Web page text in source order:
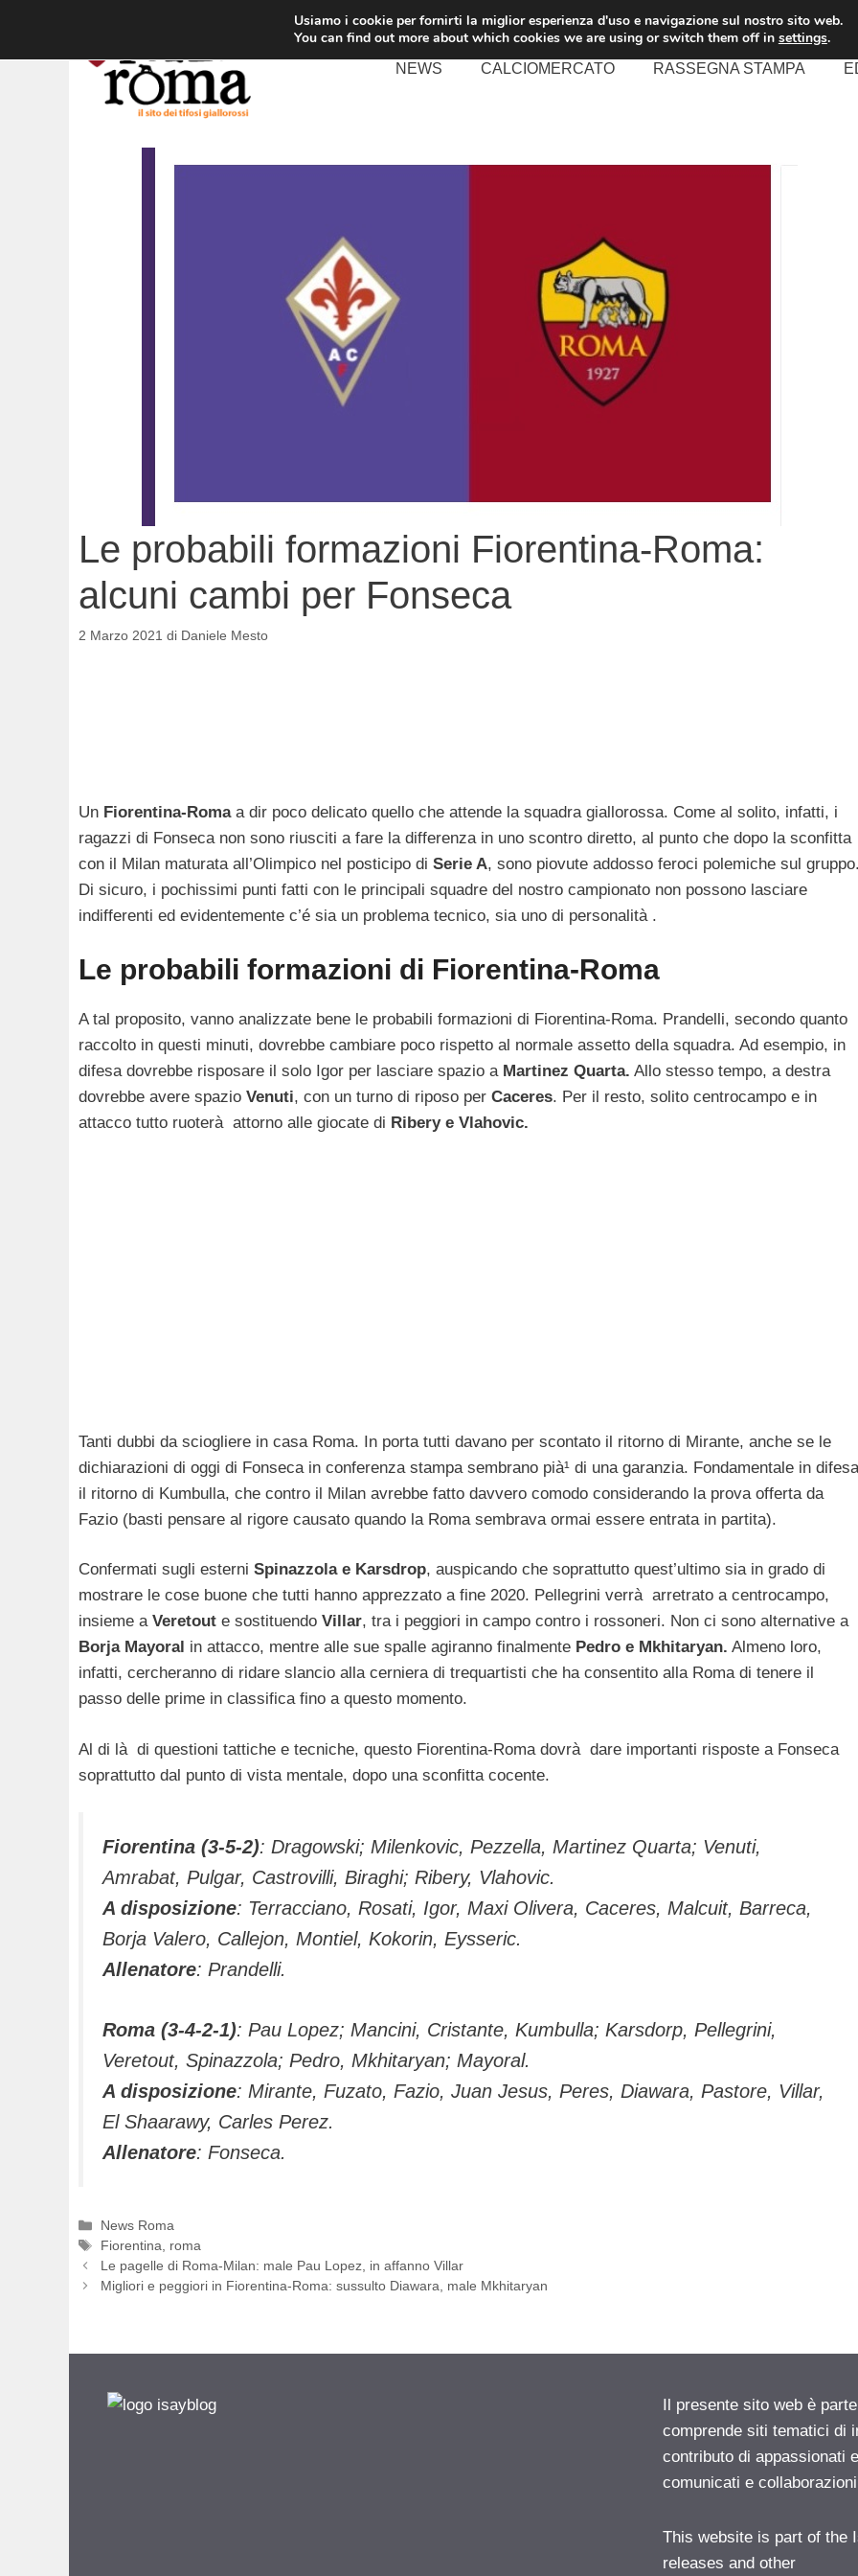
contenuto
NEWS CALCIOMERCATO RASSEGNA STAMPA
Le probabili formazioni Fiorentina-Roma:
alcuni cambi per Fonseca
2 Marzo 2021 di Daniele Mesto
Un Fiorentina-Romaa dir poco delicato quello che attende la squadra giallorossa. Come al solito, infatti, i
ragazzi di Fonseca non sono riusciti a fare la differenza in uno scontro diretto, al punto che dopo la sconfitta
con il Milan maturata all’Olimpico nel posticipo di Serie A, sono piovute addosso feroci polemiche sul
Di sicuro, i pochissimi punti fatti con le principali squadre del nostro campionato non possono lasciare
indifferenti ed evidentemente c’é sia un problema tecnico, sia uno di personalità .
Le probabili formazioni di Fiorentina-Roma
A tal proposito, vanno analizzate bene le probabili formazioni di Fiorentina-Roma. Prandelli, secondo quanto
raccolto in questi minuti, dovrebbe cambiare poco rispetto al normale assetto della squadra. Ad esempio, in
difesa dovrebbe risposare il solo Igor per lasciare spazio a Martinez Quarta. Allo stesso tempo, a destra
dovrebbe avere spazio Venuti, con un turno di riposo per Caceres. Per il resto, solito centrocampo e in
attacco tutto ruoterà attorno alle giocate di Ribery e Vlahovic.
Tanti dubbi da sciogliere in casa Roma. In porta tutti davano per scontato il ritorno di Mirante, anche se le
dichiarazioni di oggi di Fonseca in conferenza stampa sembrano pià¹ di una garanzia. Fondamentale in difesa
il ritorno di Kumbulla, che contro il Milan avrebbe fatto davvero comodo considerando la prova offerta da
Fazio (basti pensare al rigore causato quando la Roma sembrava ormai essere entrata in partita).
Confermati sugli esterni Spinazzola e Karsdrop, auspicando che soprattutto quest’ultimo sia in grado di
mostrare le cose buone che tutti hanno apprezzato a fine 2020. Pellegrini verrà arretrato a centrocampo,
insieme a Veretout e sostituendo Villar, tra i peggiori in campo contro i rossoneri. Non ci sono alternative a
Borja Mayoral in attacco, mentre alle sue spalle agiranno finalmente Pedro e Mkhitaryan. Almeno loro,
infatti, cercheranno di ridare slancio alla cerniera di trequartisti che ha consentito alla Roma di tenere il
passo delle prime in classifica fino a questo momento.
Al di là di questioni tattiche e tecniche, questo Fiorentina-Roma dovrà dare importanti risposte a Fonseca
soprattutto dal punto di vista mentale, dopo una sconfitta cocente.
Fiorentina (3-5-2): Dragowski; Milenkovic, Pezzella, Martinez Quarta; Venuti,
Amrabat, Pulgar, Castrovilli, Biraghi; Ribery, Vlahovic.
A disposizione: Terracciano, Rosati, Igor, Maxi Olivera, Caceres, Malcuit, Barreca,
Borja Valero, Callejon, Montiel, Kokorin, Eysseric.
Allenatore: Prandelli.
Roma (3-4-2-1): Pau Lopez; Mancini, Cristante, Kumbulla; Karsdorp, Pellegrini,
Veretout, Spinazzola; Pedro, Mkhitaryan; Mayoral.
A disposizione: Mirante, Fuzato, Fazio, Juan Jesus, Peres, Diawara, Pastore, Villar,
El Shaarawy, Carles Perez.
Allenatore: Fonseca.
Categorie
News Roma
Tag
Fiorentina, roma
Le pagelle di Roma-Milan: male Pau Lopez, in affanno Villar
Migliori e peggiori in Fiorentina-Roma: sussulto Diawara, male Mkhitaryan
Il presente sito web è
comprende siti tematici di
contributo di appassionati
comunicati e
This website is part of the
releases and other
Usiamo i cookie per fornirti la miglior esperienza d'uso e navigazione sul nostro sito web.
You can find out more about which cookies we are using or switch them off in settings.